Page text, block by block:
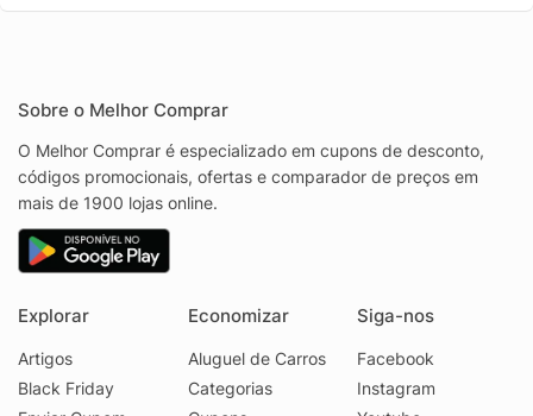
Sobre o Melhor Comprar
O Melhor Comprar é especializado em cupons de desconto,
códigos promocionais, ofertas e comparador de preços em
mais de 1900 lojas online.
Explorar
Artigos
Black Friday
Economizar
Aluguel de Carros
Categorias
Siga-nos
Facebook
Instagram